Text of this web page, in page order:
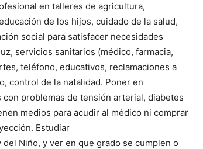
en talleres de agricultura,
de los hijos, cuidado de la salud,
social para satisfacer necesidades
servicios sanitarios (médico, farmacia,
teléfono, educativos, reclamaciones a
control de la natalidad. Poner en
problemas de tensión arterial, diabetes
medios para acudir al médico ni comprar
Estudiar
Niño, y ver en que grado se cumplen o